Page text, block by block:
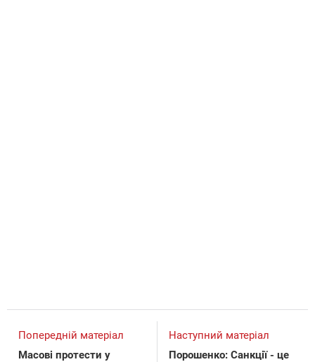
Попередній матеріал
Масові протести у
Наступний матеріал
Порошенко: Санкції - це